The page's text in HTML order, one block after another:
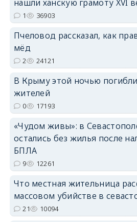
нашли ханскую грамоту XVI
1 36903
Пчеловод рассказал, как
мёд
2 24121
В Крыму этой ночью
жителей
0 17193
«Чудом живы»: в
остались без жилья после
БПЛА
9 12261
Что местная жительница
массовом убийстве в
21 10094